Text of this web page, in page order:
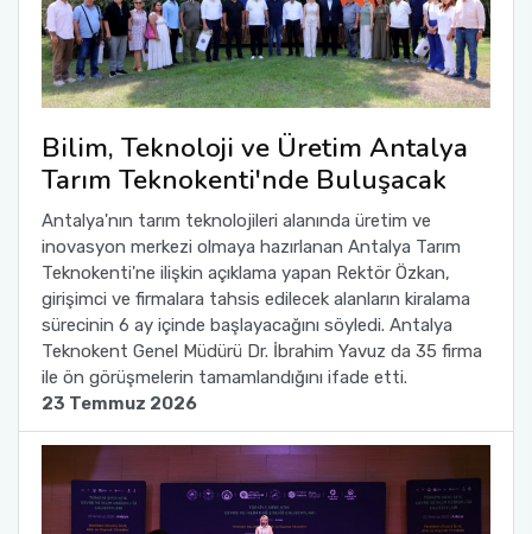
Bilim, Teknoloji ve Üretim Antalya
Tarım Teknokenti'nde Buluşacak
Antalya'nın tarım teknolojileri alanında üretim ve
inovasyon merkezi olmaya hazırlanan Antalya Tarım
Teknokenti'ne ilişkin açıklama yapan Rektör Özkan,
girişimci ve firmalara tahsis edilecek alanların kiralama
sürecinin 6 ay içinde başlayacağını söyledi. Antalya
Teknokent Genel Müdürü Dr. İbrahim Yavuz da 35 firma
ile ön görüşmelerin tamamlandığını ifade etti.
23 Temmuz 2026